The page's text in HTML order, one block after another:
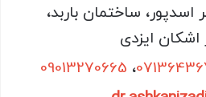
ساختمان باربد،
،